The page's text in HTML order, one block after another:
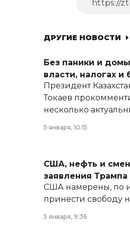
ДРУГИЕ НОВОСТИ
Без паники и
власти, налогах и
Президент
Токаев
несколько
армии, экономики
5 января, 10:15
США, нефть и
заявления
США намерены, по
принести свободу
5 января, 9:36